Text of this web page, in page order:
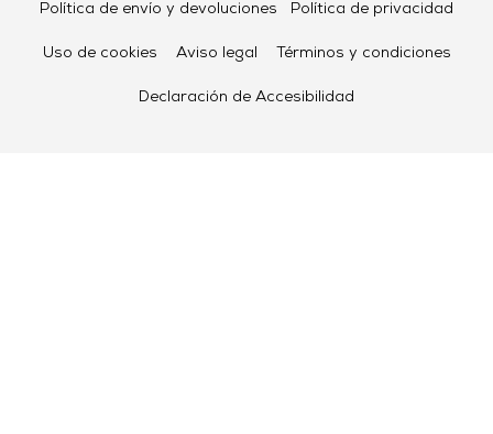
Política de envío y devoluciones Política de privacidad
Uso de cookies Aviso legal Términos y condiciones
Declaración de Accesibilidad